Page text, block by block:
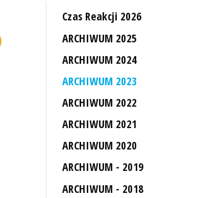
Czas Reakcji 2026
ARCHIWUM 2025
ARCHIWUM 2024
ARCHIWUM 2023
ARCHIWUM 2022
ARCHIWUM 2021
ARCHIWUM 2020
ARCHIWUM - 2019
ARCHIWUM - 2018